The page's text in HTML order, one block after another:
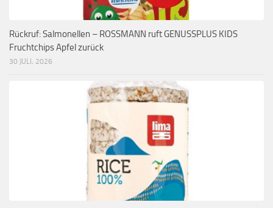
Rückruf: Salmonellen – ROSSMANN ruft GENUSSPLUS KIDS
Fruchtchips Apfel zurück
30 JULI, 2026